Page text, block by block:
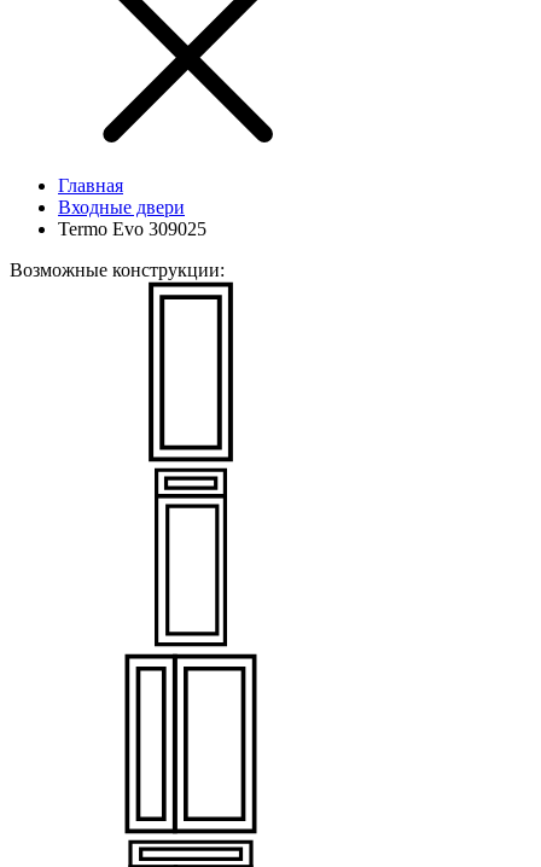
Главная
Входные двери
Termo Evo 309025
Возможные конструкции: